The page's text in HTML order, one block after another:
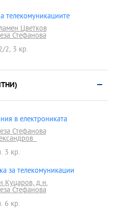
телекомуникациите
Цветков
Стефанова
2, 3 кр.
в електрониката
Стефанова
3 кр.
за телекомуникации
Куцаров, д.н.
Стефанова
6 кр.